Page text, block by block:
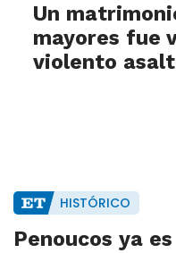
Un
mayores fue
violento
HISTÓRICO
Penoucos ya